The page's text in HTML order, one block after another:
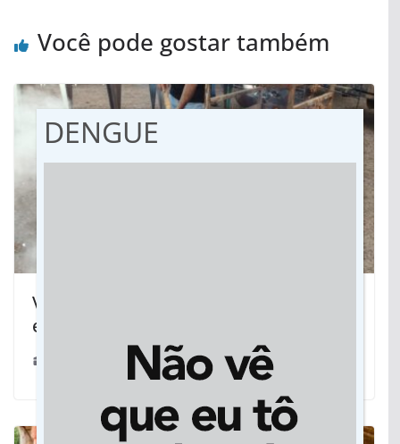
Você pode gostar também
Vicentina: Almoço caipira no parque de
eventos tem sabor de tradição
DENGUE